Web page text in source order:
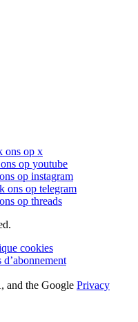
ons op x
op youtube
op instagram
ons op telegram
op threads
cookies
and the Google Privacy